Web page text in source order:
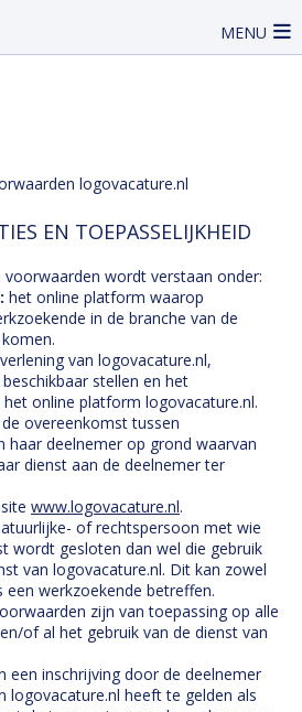
MENU
logovacature.nl
EN TOEPASSELIJKHEID
voorwaarden wordt verstaan onder:
het online platform waarop
in de branche van de
van logovacature.nl,
stellen en het
online platform logovacature.nl.
de overeenkomst tussen
haar deelnemer op grond waarvan
dienst aan de deelnemer ter
www.logovacature.nl.
of rechtspersoon met wie
wordt gesloten dan wel die gebruik
van logovacature.nl. Dit kan zowel
een werkzoekende betreffen.
zijn van toepassing op alle
of al het gebruik van de dienst van
een inschrijving door de deelnemer
logovacature.nl heeft te gelden als